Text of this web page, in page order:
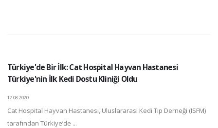
Türkiye'de Bir İlk: Cat Hospital Hayvan Hastanesi
Türkiye'nin İlk Kedi Dostu Kliniği Oldu
12.08.2020
Cat Hospital Hayvan Hastanesi, Uluslararası Kedi Tıp Derneği (ISFM)
tarafından Türkiye’de ...